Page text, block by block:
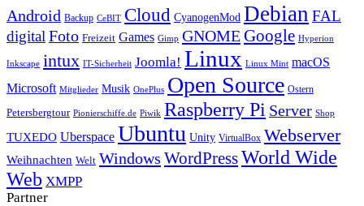
Android Backup CeBIT Cloud CyanogenMod Debian FAL
digital Foto Freizeit Games Gimp GNOMEGoogle Hyperion
Inkscape intux IT-Sicherheit Joomla! Linux Linux Mint macOS
Microsoft Mitglieder Musik OnePlus Open Source Ostern
Petersbergtour Pionierschiffe.de Piwik Raspberry Pi Server Shop
TUXEDO Uberspace Ubuntu Unity VirtualBox Webserver
Weihnachten Welt Windows WordPressWorld Wide
Web XMPP
Partner